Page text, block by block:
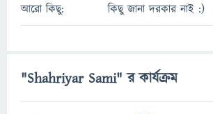
আরো কিছু:
কিছু জানা দরকার নাই :)
"Shahriyar Sami" র কার্যক্রম